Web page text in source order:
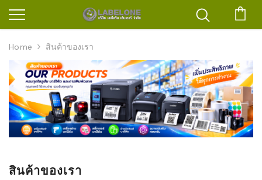
Home สินค้าของเรา
สินค้าของเรา